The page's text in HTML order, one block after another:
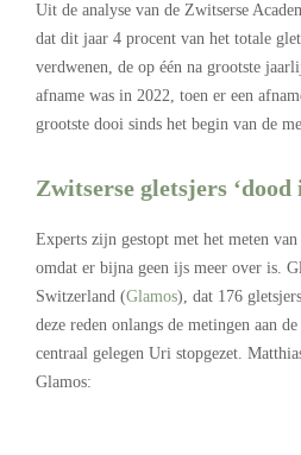
Uit de analyse van de Zwitserse
dat dit jaar 4 procent van het totale
verdwenen, de op één na grootste
afname was in 2022, toen er een
grootste dooi sinds het begin van de
Zwitserse gletsjers ‘dood
Experts zijn gestopt met het meten
omdat er bijna geen ijs meer over is.
Switzerland (Glamos), dat 176
deze reden onlangs de metingen aan
centraal gelegen Uri stopgezet.
Glamos: